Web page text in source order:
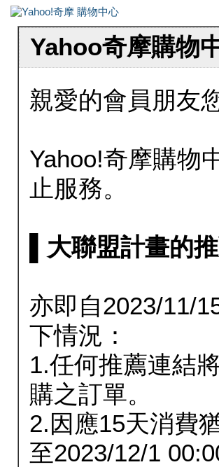
Yahoo奇摩購物
親愛的會員朋友
Yahoo!奇摩購物
止服務。
▌大聯盟計畫的
亦即自2023/11/
下情況：
1.任何推薦連結
購之訂單。
2.因應15天消費
至2023/12/1